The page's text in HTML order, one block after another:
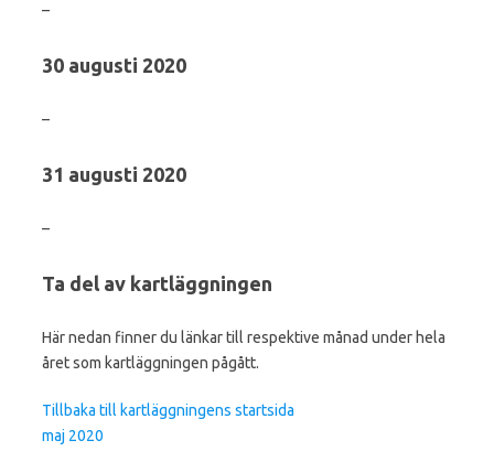
–
30 augusti 2020
–
31 augusti 2020
–
Ta del av kartläggningen
Här nedan finner du länkar till respektive månad under hela
året som kartläggningen pågått.
Tillbaka till kartläggningens startsida
maj 2020